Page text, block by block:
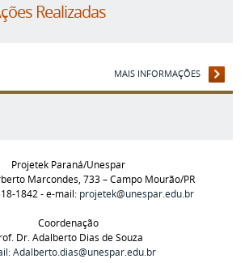
Realizadas
MAIS INFORMAÇÕES
Projetek Paraná/Unespar
Marcondes, 733 – Campo Mourão/PR
1842 - e-mail: projetek@unespar.edu.br
Coordenação
Dr. Adalberto Dias de Souza
Adalberto.dias@unespar.edu.br